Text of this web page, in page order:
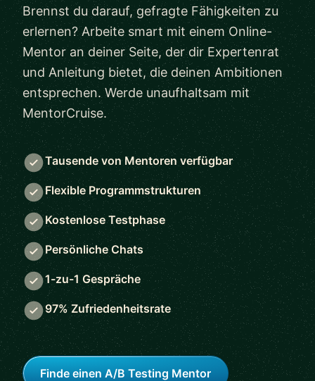
Brennst du darauf, gefragte Fähigkeiten zu
erlernen? Arbeite smart mit einem Online-
Mentor an deiner Seite, der dir Expertenrat
und Anleitung bietet, die deinen Ambitionen
entsprechen. Werde unaufhaltsam mit
MentorCruise.
Tausende von Mentoren verfügbar
Flexible Programmstrukturen
Kostenlose Testphase
Persönliche Chats
1-zu-1 Gespräche
97% Zufriedenheitsrate
Finde einen A/B Testing Mentor